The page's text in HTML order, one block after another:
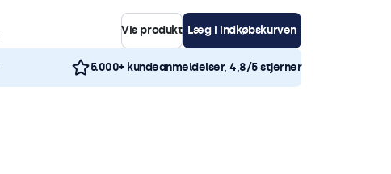
Vis produkt Læg i indkøbskurven
5.000+ kundeanmeldelser, 4,8/5 stjerner